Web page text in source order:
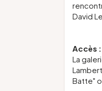
David
Accès :
La
Batte"